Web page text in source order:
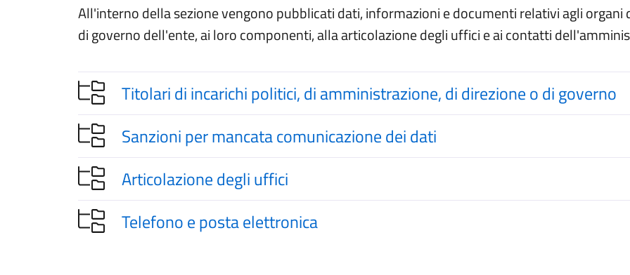
All'interno della sezione vengono pubblicati dati, informazioni e documenti relativi agli
di governo dell'ente, ai loro componenti, alla articolazione degli uffici e ai contatti
Titolari di incarichi politici, di amministrazione, di direzione o di governo
Sanzioni per mancata comunicazione dei dati
Articolazione degli uffici
Telefono e posta elettronica